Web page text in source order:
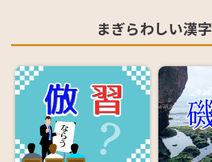
まぎらわしい漢字